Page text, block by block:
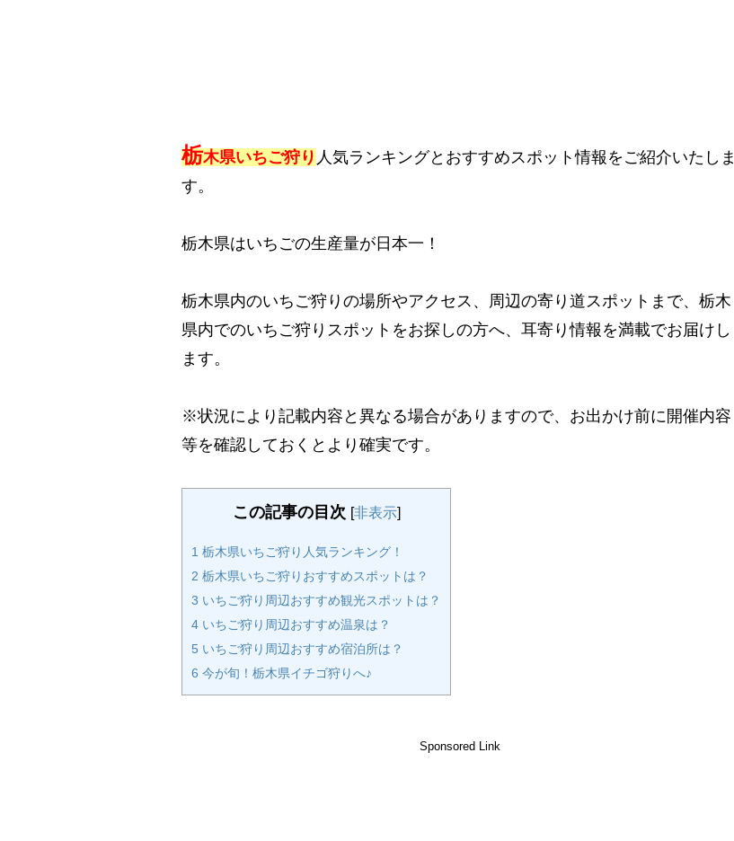
栃木県いちご狩り 人気ランキングとおすすめスポット情報をご紹介いたしま
す。
栃木県はいちごの生産量が日本一！
栃木県内のいちご狩りの場所やアクセス、周辺の寄り道スポットまで、栃木
県内でのいちご狩りスポットをお探しの方へ、耳寄り情報を満載でお届けし
ます。
※状況により記載内容と異なる場合がありますので、お出かけ前に開催内容
等を確認しておくとより確実です。
この記事の目次 [非表示]
1 栃木県いちご狩り人気ランキング！
2 栃木県いちご狩りおすすめスポットは？
3 いちご狩り周辺おすすめ観光スポットは？
4 いちご狩り周辺おすすめ温泉は？
5 いちご狩り周辺おすすめ宿泊所は？
6 今が旬！栃木県イチゴ狩りへ♪
Sponsored Link